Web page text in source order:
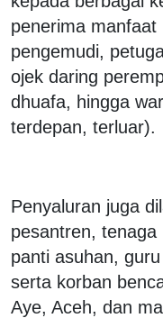
penerima manfaat
pengemudi,
ojek daring
dhuafa, hingga
terdepan, terluar).
Penyaluran juga
pesantren,
panti asuhan,
serta korban
Aye, Aceh, dan